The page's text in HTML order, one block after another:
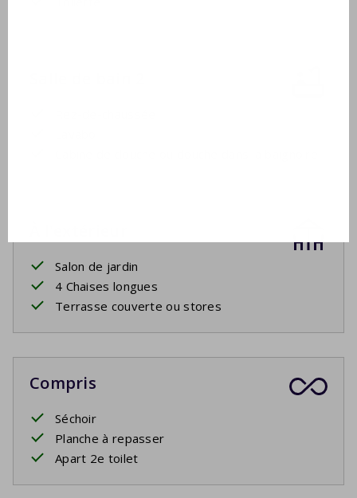
Salon de jardin
4 Chaises longues
Terrasse couverte ou stores
Compris
Séchoir
Planche à repasser
Apart 2e toilet